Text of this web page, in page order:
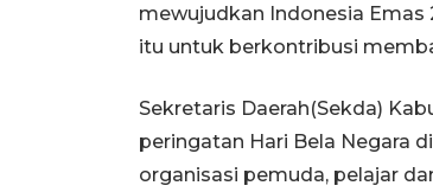
mewujudkan Indonesia
itu untuk berkontribusi
Sekretaris Daerah(Sekda)
peringatan Hari Bela Negara
organisasi pemuda, pelajar